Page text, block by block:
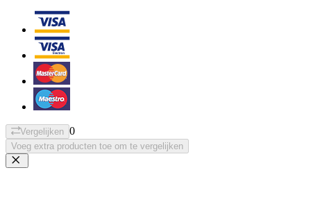
Vergelijken 0
Voeg extra producten toe om te vergelijken